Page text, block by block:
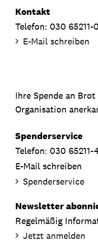
Kontakt
Telefon: 030 65211-0
E-Mail schreiben
Ihre Spende an
Organisation
Spenderservice
Telefon: 030 65211-
E-Mail schreiben
Spenderservice
Newsletter
Regelmäßig
Jetzt anmelden